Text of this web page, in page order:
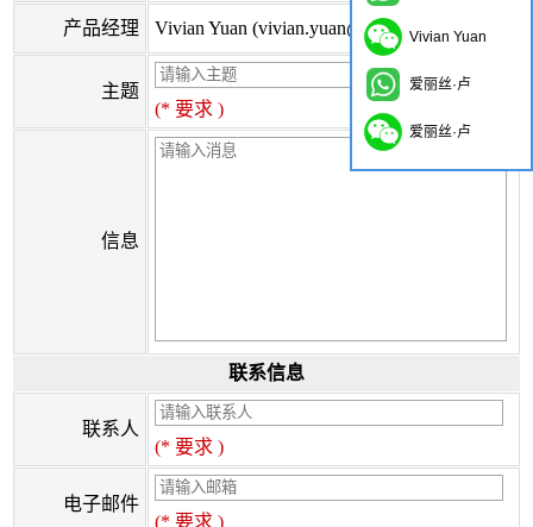
产品经理 Vivian Yuan (vivian.yuan@onflyingcn.com)
主题
(* 要求 )
信息
联系信息
联系人
(* 要求 )
电子邮件
(* 要求 )
Vivian Yuan
爱丽丝·卢
爱丽丝·卢